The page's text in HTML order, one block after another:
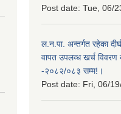
Post date: Tue, 06/
ल.न.पा. अन्तर्गत रहेका
वापत उपलव्ध खर्च विवरण
-२०८२/०८३ सम्म!।
Post date: Fri, 06/